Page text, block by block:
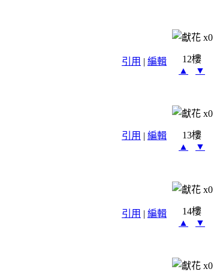
x0
引用 | 編輯
12樓
▲
▼
x0
引用 | 編輯
13樓
▲
▼
x0
引用 | 編輯
14樓
▲
▼
x0